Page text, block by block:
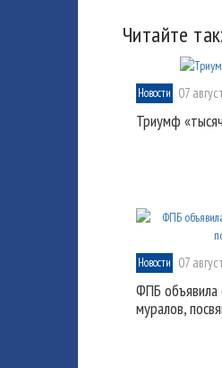
Читайте
Новости 07
Триумф
Новости 07
ФПБ объявила
муралов,